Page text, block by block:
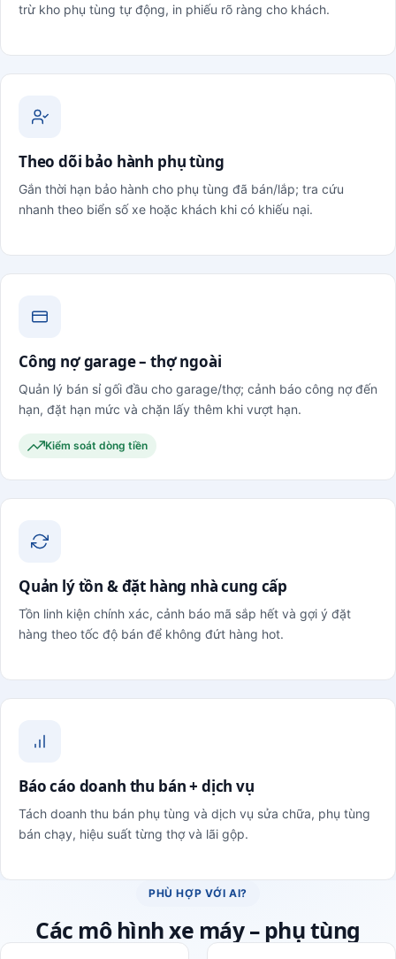
trừ kho phụ tùng tự động, in phiếu rõ ràng cho khách.
Theo dõi bảo hành phụ tùng
Gắn thời hạn bảo hành cho phụ tùng đã bán/lắp; tra cứu
nhanh theo biển số xe hoặc khách khi có khiếu nại.
Công nợ garage – thợ ngoài
Quản lý bán sỉ gối đầu cho garage/thợ; cảnh báo công nợ đến
hạn, đặt hạn mức và chặn lấy thêm khi vượt hạn.
Kiểm soát dòng tiền
Quản lý tồn & đặt hàng nhà cung cấp
Tồn linh kiện chính xác, cảnh báo mã sắp hết và gợi ý đặt
hàng theo tốc độ bán để không đứt hàng hot.
Báo cáo doanh thu bán + dịch vụ
Tách doanh thu bán phụ tùng và dịch vụ sửa chữa, phụ tùng
bán chạy, hiệu suất từng thợ và lãi gộp.
PHÙ HỢP VỚI AI?
Các mô hình xe máy – phụ tùng